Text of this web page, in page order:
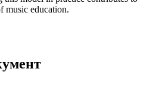
music education.